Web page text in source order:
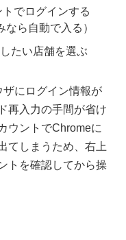
でログインする
なら自動で入る）
たい店舗を選ぶ
にログイン情報が
再入力の手間が省け
ウントでChromeに
てしまうため、右上
トを確認してから操